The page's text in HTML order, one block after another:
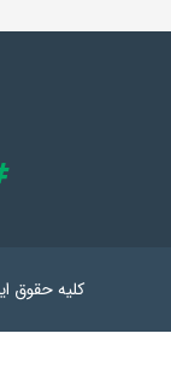
کلیه حقوق